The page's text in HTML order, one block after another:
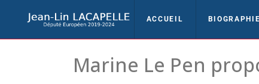
ACCUEIL BIOGRAPHIE
Marine Le Pen